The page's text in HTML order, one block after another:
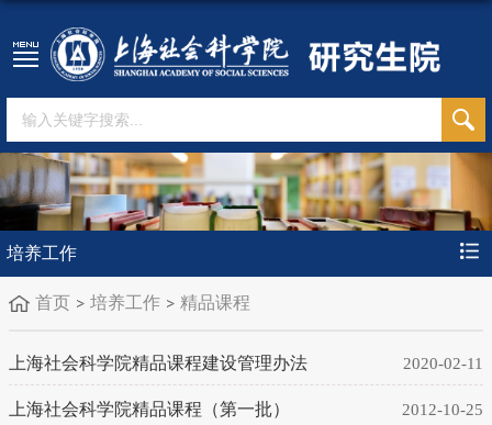
培养工作
首页 培养工作 精品课程
上海社会科学院精品课程建设管理办法 2020-02-11
上海社会科学院精品课程（第一批） 2012-10-25